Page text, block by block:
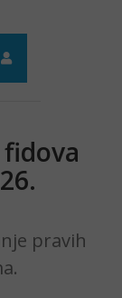
pravih